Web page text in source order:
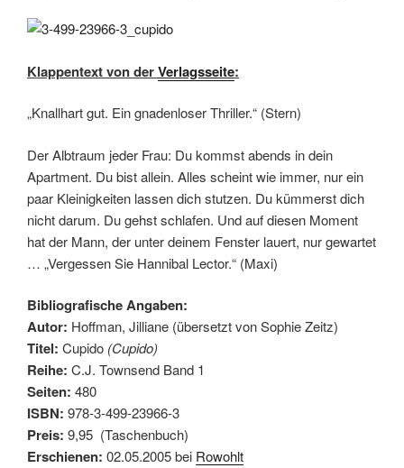
Klappentext von derVerlagsseite:
„Knallhart gut. Ein gnadenloser Thriller.“ (Stern)
Der Albtraum jeder Frau: Du kommst abends in dein
Apartment. Du bist allein. Alles scheint wie immer, nur ein
paar Kleinigkeiten lassen dich stutzen. Du kümmerst dich
nicht darum. Du gehst schlafen. Und auf diesen Moment
hat der Mann, der unter deinem Fenster lauert, nur gewartet
… „Vergessen Sie Hannibal Lector.“ (Maxi)
Bibliografische Angaben:
Autor: Hoffman, Jilliane (übersetzt von Sophie Zeitz)
Titel: Cupido (Cupido)
Reihe: C.J. Townsend Band 1
Seiten: 480
ISBN: 978-3-499-23966-3
Preis: 9,95 (Taschenbuch)
Erschienen: 02.05.2005 bei Rowohlt